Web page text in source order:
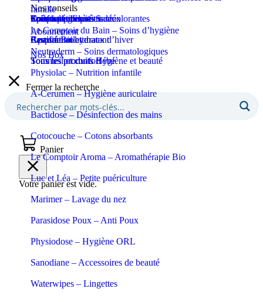
Coupe-ongles et ciseaux
Apaisant et hydratant
Sommeil et confort
Puériculture
Certifié Bio
Tous les produits Bébé
Confort et bien-être
Respiration et maux d’hiver
Tous les produits Santé
Epilation et crèmes décolorantes
Soins spécifiques
Soins solaires
Eaux de toilette
Tous les produits Hygiène et beauté
famille
Le Comptoir du Bain – Soins d’hygiène
Neutraderm – Soins dermatologiques
Physiolac – Nutrition infantile
A-Cerumen – Hygiène auriculaire
Bactidose – Désinfection des mains
Cotocouche – Cotons absorbants
Le Comptoir Aroma – Aromathérapie Bio
Luc et Léa – Petite puériculture
Marimer – Lavage du nez
Parasidose Poux – Anti Poux
Physiodose – Hygiène ORL
Sanodiane – Accessoires de beauté
Waterwipes – Lingettes
Nos conseils
Abonnement
Nos Box
Fermer la recherche
Panier
Votre panier est vide.